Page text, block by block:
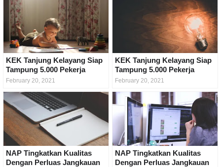
KEK Tanjung Kelayang Siap
Tampung 5.000 Pekerja
February 20, 2021
KEK Tanjung Kelayang Siap
Tampung 5.000 Pekerja
February 20, 2021
NAP Tingkatkan Kualitas
Dengan Perluas Jangkauan
NAP Tingkatkan Kualitas
Dengan Perluas Jangkauan